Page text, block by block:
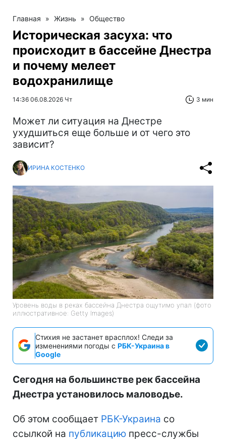
Главная » Жизнь » Общество
Историческая засуха: что
происходит в бассейне Днестра
и почему мелеет
водохранилище
14:36 06.08.2026 Чт 3 мин
Может ли ситуация на Днестре
ухудшиться еще больше и от чего это
зависит?
ИРИНА КОСТЕНКО
Уровень воды в реках бассейна Днестра ощутимо упал (фото
иллюстративное: Getty Images)
Стихия не застанет врасплох! Следи за
изменениями погоды с РБК-Украина в
Google
Сегодня на большинстве рек бассейна
Днестра установилось маловодье.
Об этом сообщает РБК-Украина со
ссылкой на публикацию пресс-службы